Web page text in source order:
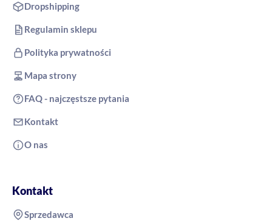
Dropshipping
Regulamin sklepu
Polityka prywatności
Mapa strony
FAQ - najczęstsze pytania
Kontakt
O nas
Kontakt
Sprzedawca